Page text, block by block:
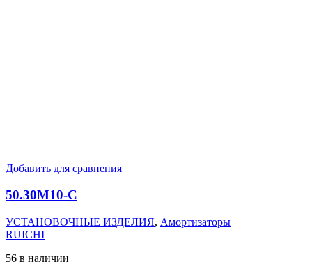
Добавить для сравнения
50.30M10-C
УСТАНОВОЧНЫЕ ИЗДЕЛИЯ, Амортизаторы
RUICHI
56 в наличии